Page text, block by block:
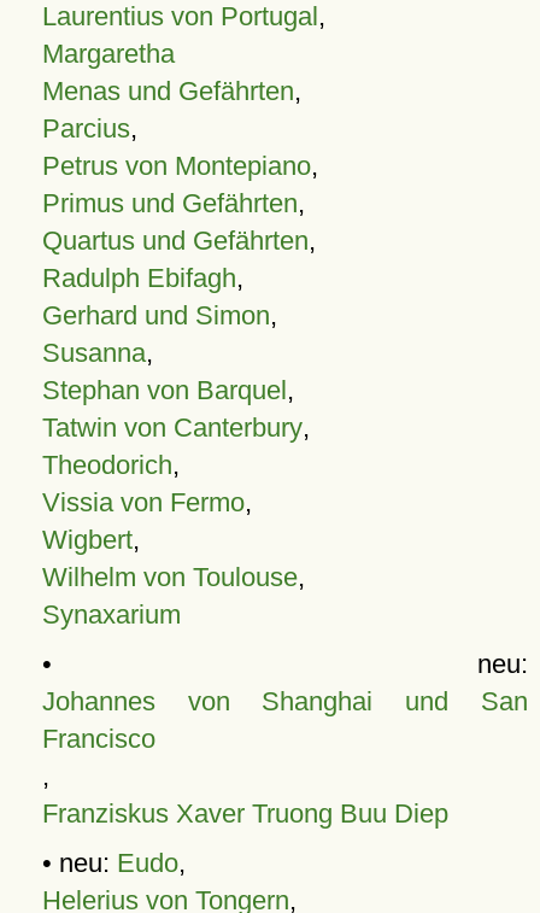
Laurentius von Portugal,
Margaretha
Menas und Gefährten,
Parcius,
Petrus von Montepiano,
Primus und Gefährten,
Quartus und Gefährten,
Radulph Ebifagh,
Gerhard und Simon,
Susanna,
Stephan von Barquel,
Tatwin von Canterbury,
Theodorich,
Vissia von Fermo,
Wigbert,
Wilhelm von Toulouse,
Synaxarium
• neu:
Johannes von Shanghai und San
Francisco
,
Franziskus Xaver Truong Buu Diep
• neu: Eudo,
Helerius von Tongern,